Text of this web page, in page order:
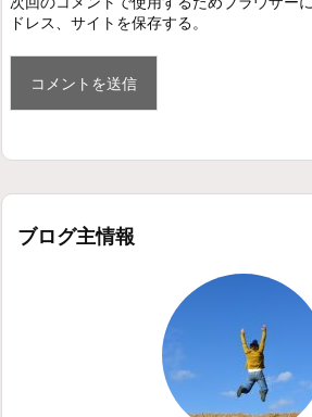
ドレス、サイトを保存する。
ブログ主情報